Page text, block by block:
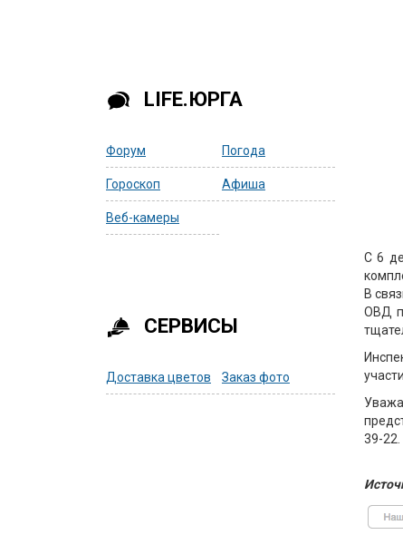
LIFE.ЮРГА
Форум Погода
Гороскоп Афиша
Веб-камеры
СЕРВИСЫ
Доставка цветов Заказ фото
С 6
В
ОВД
39-22.